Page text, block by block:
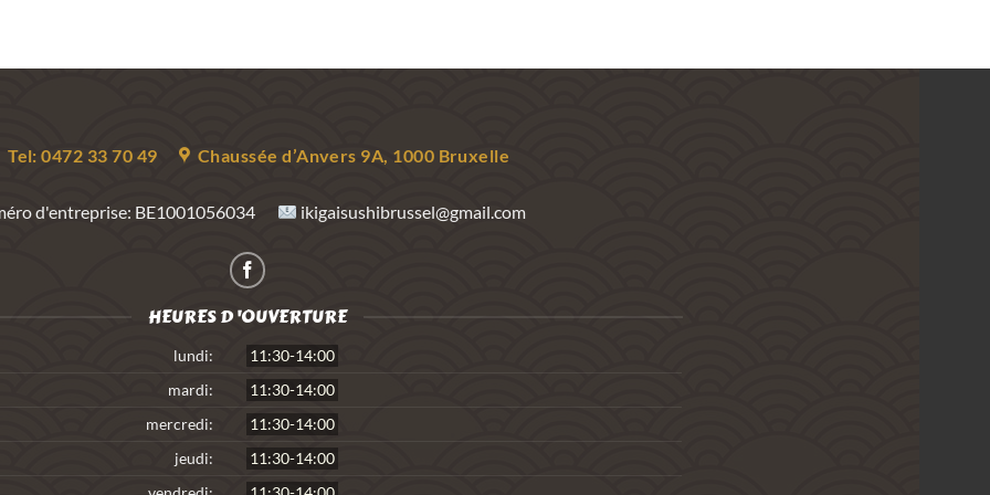
Tel: 0472 33 70 49 Chaussée d’Anvers 9A, 1000 Bruxelle
d'entreprise: BE1001056034 ikigaisushibrussel@gmail.com
HEURES D 'OUVERTURE
lundi:
11:30-14:00
mardi:
11:30-14:00
mercredi:
11:30-14:00
jeudi:
11:30-14:00